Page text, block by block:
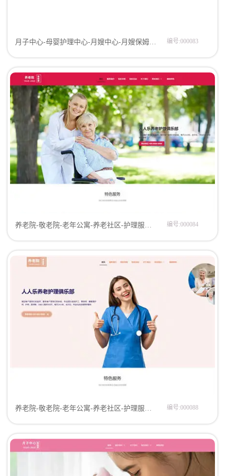
月子中心-母婴护理中心-月嫂中心-月嫂保姆网站模板网站模板 编号:000083
养老院-敬老院-老年公寓-养老社区-护理服务中心网站模板网页模板 编号:000084
养老院-敬老院-老年公寓-养老社区-护理服务中心网站模板企业模板 编号:000088